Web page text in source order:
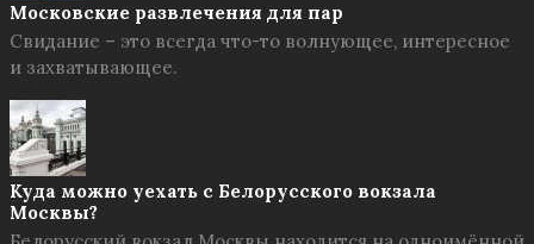
Московские развлечения для пар
Свидание – это всегда что-то волнующее, интересное
и захватывающее.
Куда можно уехать с Белорусского вокзала
Москвы?